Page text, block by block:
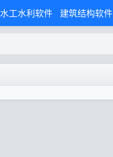
水工水利软件 建筑结构软件